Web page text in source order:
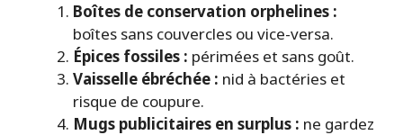
Boîtes de conservation orphelines :
boîtes sans couvercles ou vice-versa.
Épices fossiles : périmées et sans goût.
Vaisselle ébréchée : nid à bactéries et
risque de coupure.
Mugs publicitaires en surplus : ne gardez